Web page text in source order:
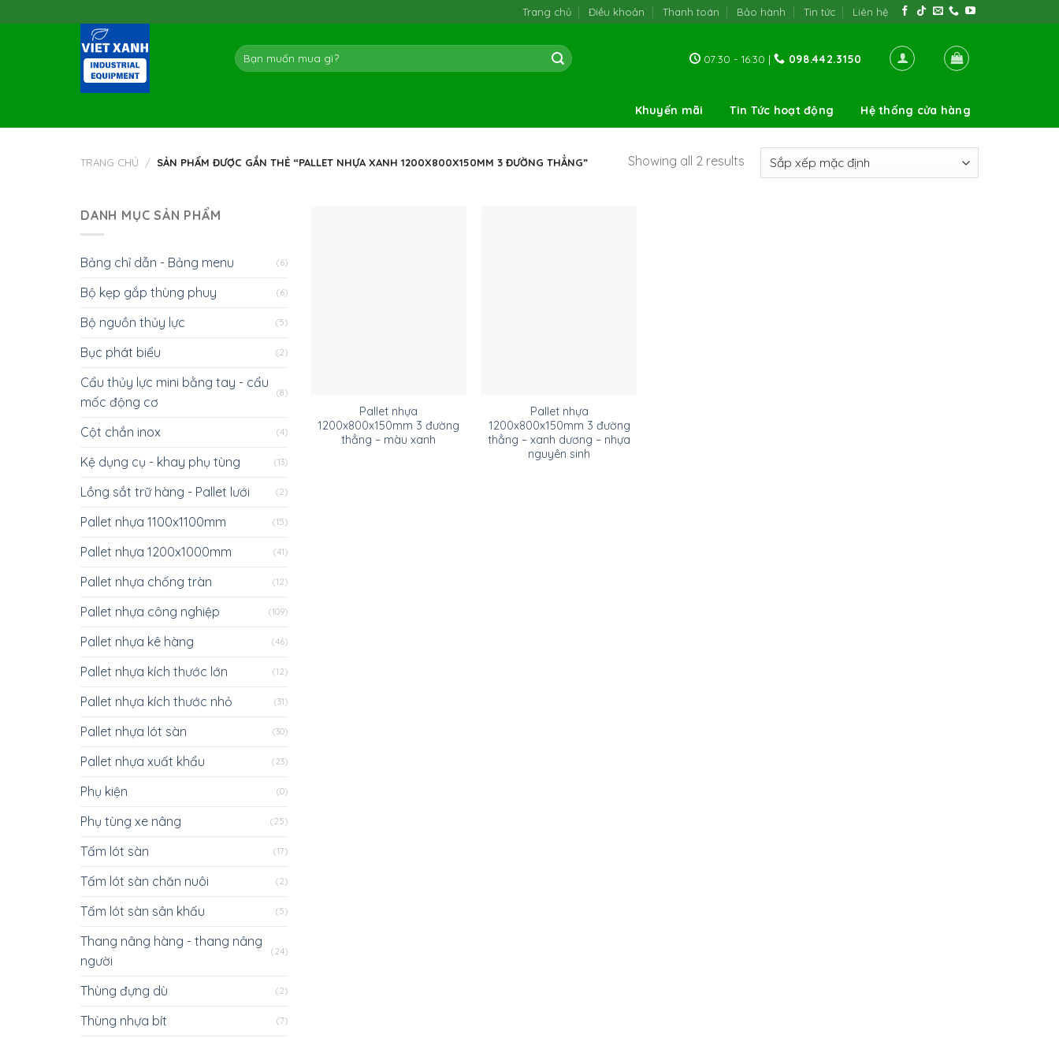
to
Trang chủ Điều khoản Thanh toán Bảo hành Tin tức Liên hệ
Tìm
kiếm:
07:30 - 16:30 | 098.442.3150
Khuyến mãi Tin Tức hoạt động Hệ thống cửa hàng
TRANG CHỦ / SẢN PHẨM ĐƯỢC GẮN THẺ “PALLET NHỰA XANH 1200X800X150MM 3 ĐƯỜNG THẲNG” Showing all 2 results
DANH MỤC SẢN PHẨM
Bảng chỉ dẫn - Bảng menu (6)
Bộ kẹp gắp thùng phuy (6)
Bộ nguồn thủy lực (5)
Bục phát biểu (2)
Cẩu thủy lực mini bằng tay - cẩu
mốc động cơ
(8)
Cột chắn inox (4)
Kệ dụng cụ - khay phụ tùng (13)
Lồng sắt trữ hàng - Pallet lưới (2)
Pallet nhựa 1100x1100mm (15)
Pallet nhựa 1200x1000mm (41)
Pallet nhựa chống tràn (12)
Pallet nhựa công nghiệp (109)
Pallet nhựa kê hàng (46)
Pallet nhựa kích thước lớn (12)
Pallet nhựa kích thước nhỏ (31)
Pallet nhựa lót sàn (30)
Pallet nhựa xuất khẩu (23)
Phụ kiện (0)
Phụ tùng xe nâng (25)
Tấm lót sàn (17)
Tấm lót sàn chăn nuôi (2)
Tấm lót sàn sân khấu (5)
Thang nâng hàng - thang nâng
người
(24)
Thùng đựng dù (2)
Thùng nhựa bít (7)
Pallet nhựa
1200x800x150mm 3 đường
thẳng – màu xanh
Pallet nhựa
1200x800x150mm 3 đường
thẳng – xanh dương – nhựa
nguyên sinh